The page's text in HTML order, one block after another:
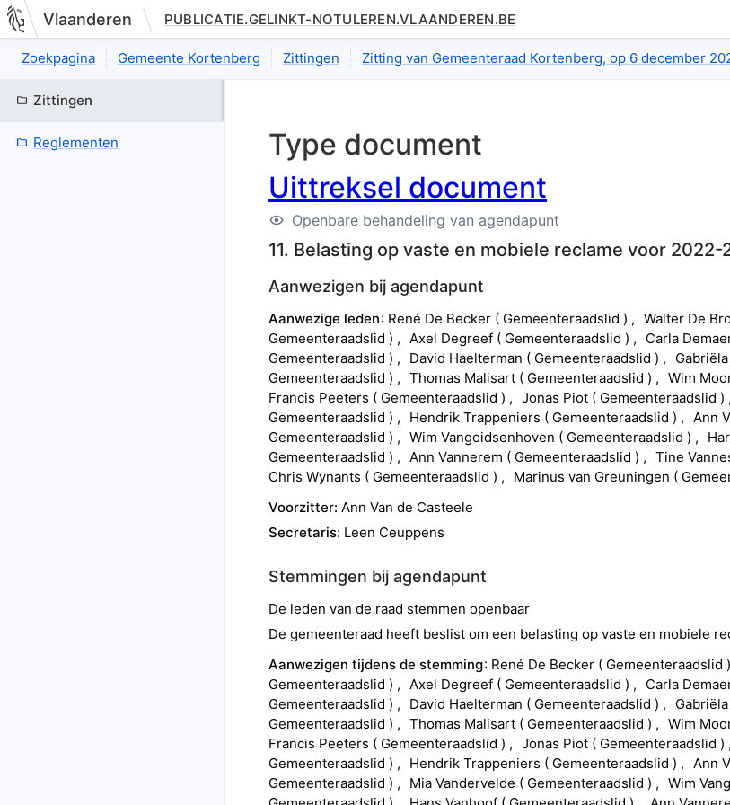
Nieuwe pagina: bestuurseenheid.zittingen.zitting.uittreksels.detail.raw
Vlaanderen PUBLICATIE.GELINKT-NOTULEREN.VLAANDEREN.BE
Zoekpagina Gemeente Kortenberg Zittingen Zitting van Gemeenteraad Kortenberg, op 6 december
Zittingen
Reglementen
Type document
Uittreksel document
Openbare behandeling van agendapunt
11. Belasting op vaste en mobiele reclame voor 2022-
Aanwezigen bij agendapunt
Aanwezige leden René De Becker ( Gemeenteraadslid ) Walter De
Gemeenteraadslid ) Axel Degreef ( Gemeenteraadslid ) Carla
Gemeenteraadslid ) David Haelterman ( Gemeenteraadslid ) Gabriëla
Gemeenteraadslid ) Thomas Malisart ( Gemeenteraadslid ) Wim
Francis Peeters ( Gemeenteraadslid ) Jonas Piot ( Gemeenteraadslid )
Gemeenteraadslid ) Hendrik Trappeniers ( Gemeenteraadslid ) Ann
Gemeenteraadslid ) Wim Vangoidsenhoven ( Gemeenteraadslid )
Gemeenteraadslid ) Ann Vannerem ( Gemeenteraadslid ) Tine
Chris Wynants ( Gemeenteraadslid ) Marinus van Greuningen (
Voorzitter: Ann Van de Casteele
Secretaris: Leen Ceuppens
Stemmingen bij agendapunt
De leden van de raad stemmen openbaar
De gemeenteraad heeft beslist om een belasting op vaste en mobiele
Aanwezigen tijdens de stemming René De Becker ( Gemeenteraadslid )
Gemeenteraadslid ) Axel Degreef ( Gemeenteraadslid ) Carla
Gemeenteraadslid ) David Haelterman ( Gemeenteraadslid ) Gabriëla
Gemeenteraadslid ) Thomas Malisart ( Gemeenteraadslid ) Wim
Francis Peeters ( Gemeenteraadslid ) Jonas Piot ( Gemeenteraadslid )
Gemeenteraadslid ) Hendrik Trappeniers ( Gemeenteraadslid ) Ann
Gemeenteraadslid ) Mia Vandervelde ( Gemeenteraadslid ) Wim